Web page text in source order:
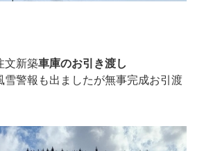
文新築車庫のお引き渡し
雪警報も出ましたが無事完成お引渡